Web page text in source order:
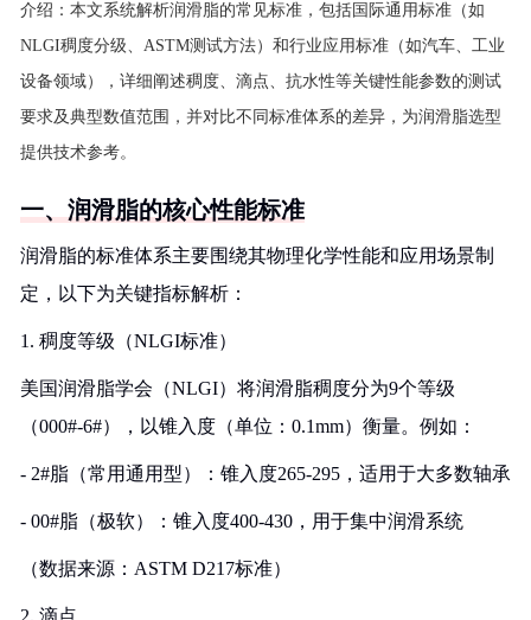
介绍： 本文系统解析润滑脂的常见标准，包括国际通用标准（如
NLGI稠度分级、ASTM测试方法）和行业应用标准（如汽车、工业
设备领域），详细阐述稠度、滴点、抗水性等关键性能参数的测试
要求及典型数值范围，并对比不同标准体系的差异，为润滑脂选型
提供技术参考。
一、润滑脂的核心性能标准
润滑脂的标准体系主要围绕其物理化学性能和应用场景制
定，以下为关键指标解析：
1. 稠度等级（NLGI标准）
美国润滑脂学会（NLGI）将润滑脂稠度分为9个等级
（000#-6#），以锥入度（单位：0.1mm）衡量。例如：
- 2#脂（常用通用型）：锥入度265-295，适用于大多数轴承
- 00#脂（极软）：锥入度400-430，用于集中润滑系统
（数据来源：ASTM D217标准）
2. 滴点